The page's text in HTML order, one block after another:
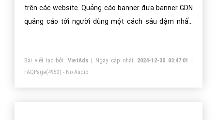
trên các website. Quảng cáo banner đưa banner GDN
quảng cáo tới người dùng một cách sâu đậm nhất,
Bài viết tạo bởi:VietAds | Ngày cập nhật: 2024-12-30 03:47:01
|
FAQPage(4952) - No Audio